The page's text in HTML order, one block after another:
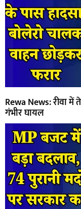
Rewa News: रीवा
गंभीर घायल